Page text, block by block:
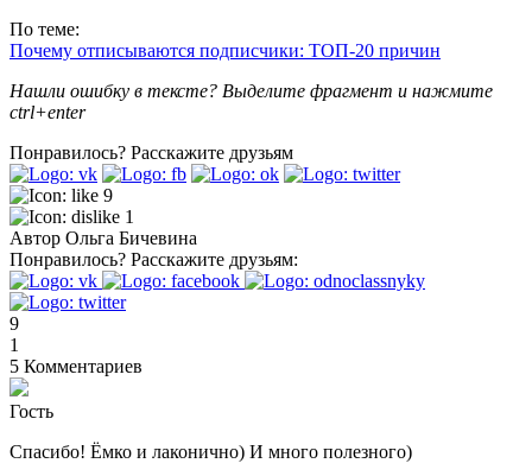
По теме:
Почему отписываются подписчики: ТОП-20 причин
Нашли ошибку в тексте? Выделите фрагмент и нажмите
ctrl+enter
Понравилось? Расскажите друзьям
9
1
Автор Ольга Бичевина
Понравилось? Расскажите друзьям:
9
1
5 Комментариев
Гость
Спасибо! Ёмко и лаконично) И много полезного)